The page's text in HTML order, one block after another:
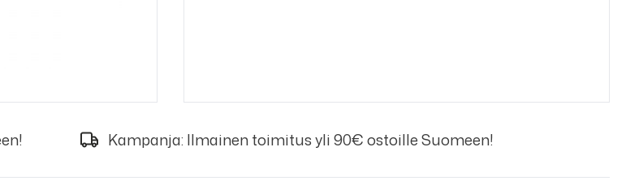
Kampanja: Ilmainen toimitus yli 90€ ostoille Suomeen!